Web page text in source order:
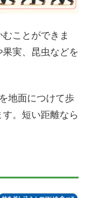
ことができま
実、昆虫などを
地面につけて歩
。短い距離なら